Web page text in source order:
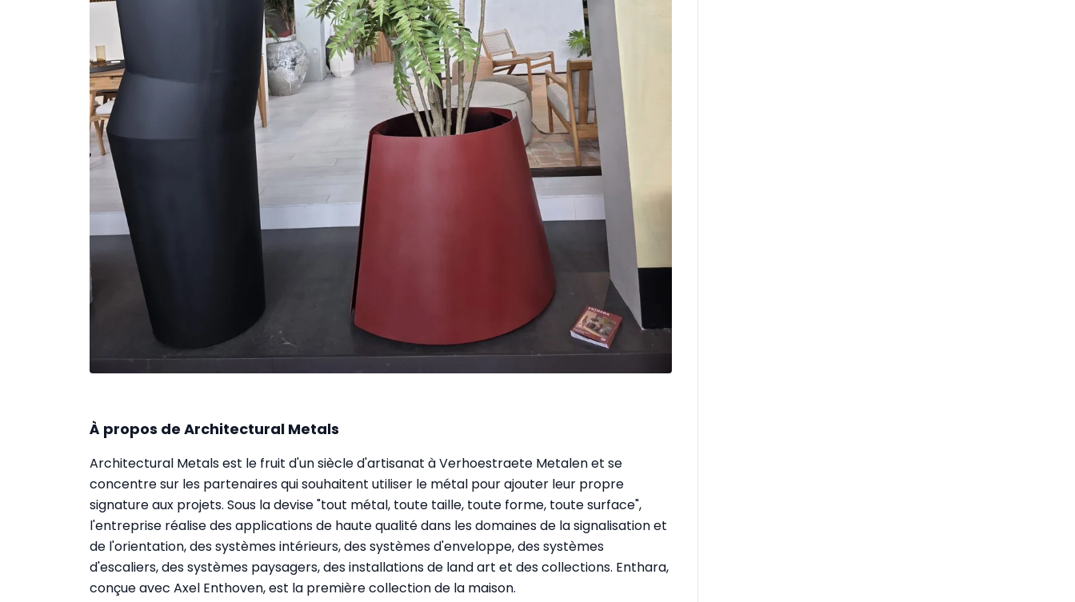
À propos de Architectural Metals
Architectural Metals est le fruit d'un siècle d'artisanat à Verhoestraete Metalen et se
concentre sur les partenaires qui souhaitent utiliser le métal pour ajouter leur propre
signature aux projets. Sous la devise "tout métal, toute taille, toute forme, toute surface",
l'entreprise réalise des applications de haute qualité dans les domaines de la signalisation et
de l'orientation, des systèmes intérieurs, des systèmes d'enveloppe, des systèmes
d'escaliers, des systèmes paysagers, des installations de land art et des collections. Enthara,
conçue avec Axel Enthoven, est la première collection de la maison.